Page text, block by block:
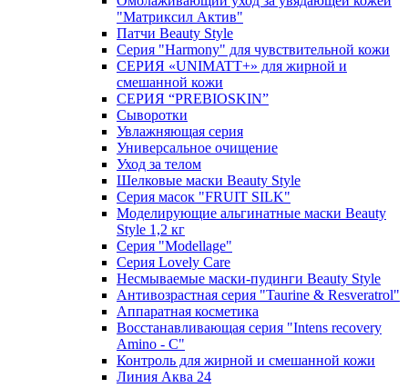
"Матриксил Актив"
Патчи Beauty Style
Серия "Harmony" для чувствительной кожи
СЕРИЯ «UNIMATT+» для жирной и
смешанной кожи
СЕРИЯ “PREBIOSKIN”
Сыворотки
Увлажняющая серия
Универсальное очищение
Уход за телом
Шелковые маски Beauty Style
Серия масок "FRUIT SILK"
Моделирующие альгинатные маски Beauty
Style 1,2 кг
Серия "Modellage"
Cерия Lovely Care
Несмываемые маски-пудинги Beauty Style
Антивозрастная серия "Taurine & Resveratrol"
Аппаратная косметика
Восстанавливающая серия "Intens recovery
Amino - C"
Контроль для жирной и смешанной кожи
Линия Аква 24